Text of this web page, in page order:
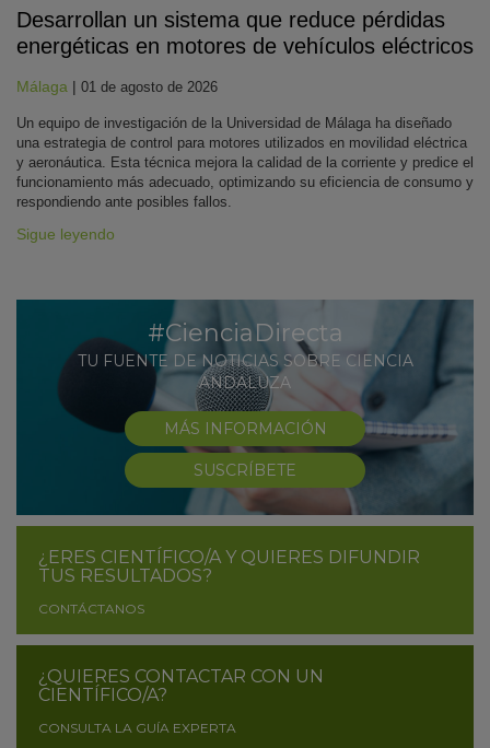
Desarrollan un sistema que reduce pérdidas
energéticas en motores de vehículos eléctricos
Málaga | 01 de agosto de 2026
Un equipo de investigación de la Universidad de Málaga ha diseñado
una estrategia de control para motores utilizados en movilidad eléctrica
y aeronáutica. Esta técnica mejora la calidad de la corriente y predice el
funcionamiento más adecuado, optimizando su eficiencia de consumo y
respondiendo ante posibles fallos.
Sigue leyendo
#CienciaDirecta
TU FUENTE DE NOTICIAS SOBRE CIENCIA
ANDALUZA
MÁS INFORMACIÓN
SUSCRÍBETE
¿ERES CIENTÍFICO/A Y QUIERES DIFUNDIR
TUS RESULTADOS?
CONTÁCTANOS
¿QUIERES CONTACTAR CON UN
CIENTÍFICO/A?
CONSULTA LA GUÍA EXPERTA